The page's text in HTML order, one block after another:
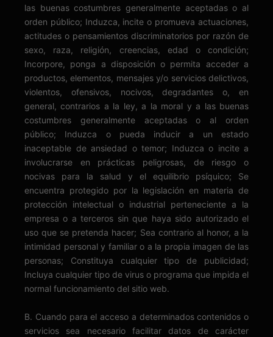
las buenas costumbres generalmente aceptadas o al
orden público; Induzca, incite o promueva actuaciones,
actitudes o pensamientos discriminatorios por razón de
sexo, raza, religión, creencias, edad o condición;
Incorpore, ponga a disposición o permita acceder a
productos, elementos, mensajes y/o servicios delictivos,
violentos, ofensivos, nocivos, degradantes o, en
general, contrarios a la ley, a la moral y a las buenas
costumbres generalmente aceptadas o al orden
público; Induzca o pueda inducir a un estado
inaceptable de ansiedad o temor; Induzca o incite a
involucrarse en prácticas peligrosas, de riesgo o
nocivas para la salud y el equilibrio psíquico; Se
encuentra protegido por la legislación en materia de
protección intelectual o industrial perteneciente a la
empresa o a terceros sin que haya sido autorizado el
uso que se pretenda hacer; Sea contrario al honor, a la
intimidad personal y familiar o a la propia imagen de las
personas; Constituya cualquier tipo de publicidad;
Incluya cualquier tipo de virus o programa que impida el
normal funcionamiento del sitio web.
B. Cuando para el acceso a determinados contenidos o
servicios sea necesario facilitar datos de carácter